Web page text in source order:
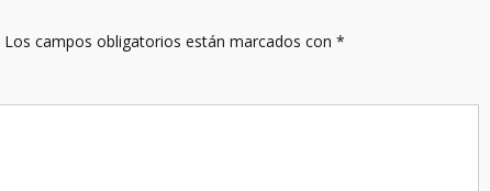
Los campos obligatorios están marcados con *